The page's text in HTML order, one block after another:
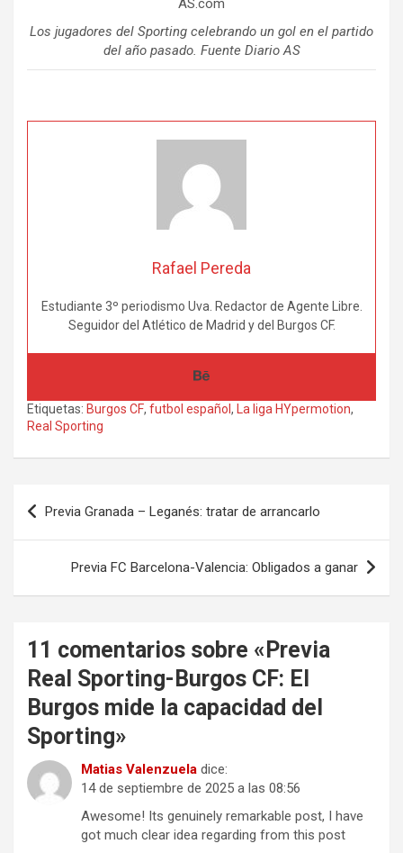
Los jugadores del Sporting celebrando un gol en el partido
del año pasado. Fuente Diario AS
Rafael Pereda
Estudiante 3º periodismo Uva. Redactor de Agente Libre.
Seguidor del Atlético de Madrid y del Burgos CF.
Etiquetas: Burgos CF, futbol español , La liga HYpermotion,
Real Sporting
Navegación
de
entradas
Previa Granada – Leganés: tratar de arrancarlo
Previa FC Barcelona-Valencia: Obligados a ganar
11 comentarios sobre « Previa
Real Sporting-Burgos CF: El
Burgos mide la capacidad del
Sporting»
Matias Valenzuela dice:
14 de septiembre de 2025 a las 08:56
Awesome! Its genuinely remarkable post, I have
got much clear idea regarding from this post